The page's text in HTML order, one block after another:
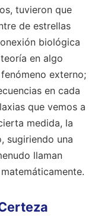
tuvieron que
de estrellas
biológica
en algo
externo;
en cada
que vemos a
medida, la
sugiriendo una
llaman